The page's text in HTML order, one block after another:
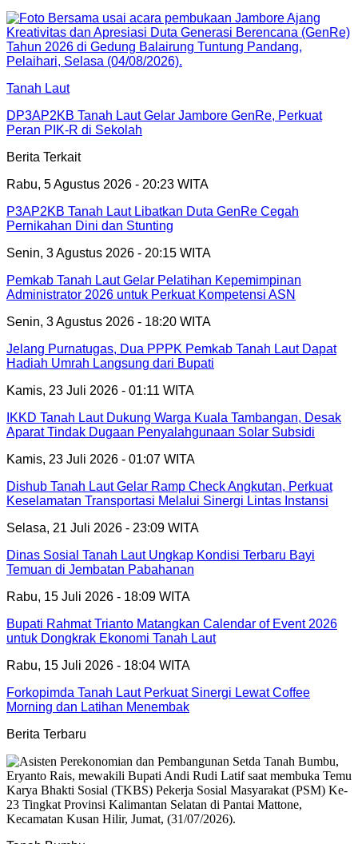
Tanah Laut
DP3AP2KB Tanah Laut Gelar Jambore GenRe, Perkuat
Peran PIK-R di Sekolah
Berita Terkait
Rabu, 5 Agustus 2026 - 20:23 WITA
P3AP2KB Tanah Laut Libatkan Duta GenRe Cegah
Pernikahan Dini dan Stunting
Senin, 3 Agustus 2026 - 20:15 WITA
Pemkab Tanah Laut Gelar Pelatihan Kepemimpinan
Administrator 2026 untuk Perkuat Kompetensi ASN
Senin, 3 Agustus 2026 - 18:20 WITA
Jelang Purnatugas, Dua PPPK Pemkab Tanah Laut Dapat
Hadiah Umrah Langsung dari Bupati
Kamis, 23 Juli 2026 - 01:11 WITA
IKKD Tanah Laut Dukung Warga Kuala Tambangan, Desak
Aparat Tindak Dugaan Penyalahgunaan Solar Subsidi
Kamis, 23 Juli 2026 - 01:07 WITA
Dishub Tanah Laut Gelar Ramp Check Angkutan, Perkuat
Keselamatan Transportasi Melalui Sinergi Lintas Instansi
Selasa, 21 Juli 2026 - 23:09 WITA
Dinas Sosial Tanah Laut Ungkap Kondisi Terbaru Bayi
Temuan di Jembatan Pabahanan
Rabu, 15 Juli 2026 - 18:09 WITA
Bupati Rahmat Trianto Matangkan Calendar of Event 2026
untuk Dongkrak Ekonomi Tanah Laut
Rabu, 15 Juli 2026 - 18:04 WITA
Forkopimda Tanah Laut Perkuat Sinergi Lewat Coffee
Morning dan Latihan Menembak
Berita Terbaru